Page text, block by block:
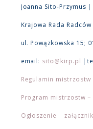
Joanna Sito-Przymus
Krajowa Rada Radców
ul. Powązkowska 15;
email: sito@kirp.pl
Regulamin mistrzostw
Program mistrzostw –
Ogłoszenie –